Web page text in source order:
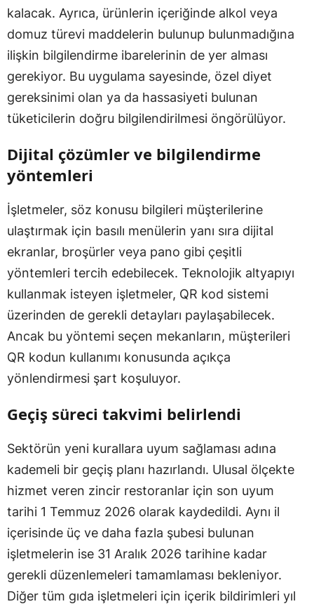
kalacak. Ayrıca, ürünlerin içeriğinde alkol veya
domuz türevi maddelerin bulunup bulunmadığına
ilişkin bilgilendirme ibarelerinin de yer alması
gerekiyor. Bu uygulama sayesinde, özel diyet
gereksinimi olan ya da hassasiyeti bulunan
tüketicilerin doğru bilgilendirilmesi öngörülüyor.
Dijital çözümler ve bilgilendirme
yöntemleri
İşletmeler, söz konusu bilgileri müşterilerine
ulaştırmak için basılı menülerin yanı sıra dijital
ekranlar, broşürler veya pano gibi çeşitli
yöntemleri tercih edebilecek. Teknolojik altyapıyı
kullanmak isteyen işletmeler, QR kod sistemi
üzerinden de gerekli detayları paylaşabilecek.
Ancak bu yöntemi seçen mekanların, müşterileri
QR kodun kullanımı konusunda açıkça
yönlendirmesi şart koşuluyor.
Geçiş süreci takvimi belirlendi
Sektörün yeni kurallara uyum sağlaması adına
kademeli bir geçiş planı hazırlandı. Ulusal ölçekte
hizmet veren zincir restoranlar için son uyum
tarihi 1 Temmuz 2026 olarak kaydedildi. Aynı il
içerisinde üç ve daha fazla şubesi bulunan
işletmelerin ise 31 Aralık 2026 tarihine kadar
gerekli düzenlemeleri tamamlaması bekleniyor.
Diğer tüm gıda işletmeleri için içerik bildirimleri yıl